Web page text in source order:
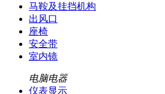
马鞍及挂挡机构
出风口
座椅
安全带
室内镜
电脑电器
仪表显示